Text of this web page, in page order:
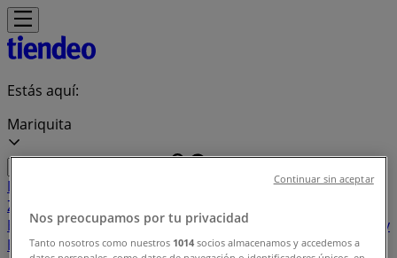
Estás aquí:
Mariquita
Destacados
Zapatos
ElectrónicaFarmacias, Droguerías y Ópticas
Perfumerías y
BellezaRestaurantesJuguetes y BebésDeporteCarros,
Nos preocupamos por tu privacidad
Tanto nosotros como nuestros 1014 socios almacenamos y accedemos a
Continuar sin aceptar